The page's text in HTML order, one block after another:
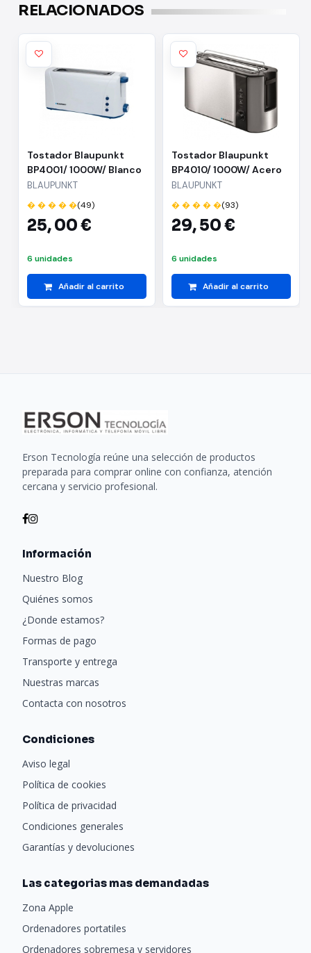
RELACIONADOS
Tostador Blaupunkt
BP4001/ 1000W/ Blanco
BLAUPUNKT
� � � � �(49)
25,00 €
6 unidades
Añadir al carrito
Tostador Blaupunkt
BP4010/ 1000W/ Acero
Inoxidable
BLAUPUNKT
� � � � �(93)
29,50 €
6 unidades
Añadir al carrito
Erson Tecnología reúne una selección de productos
preparada para comprar online con confianza, atención
cercana y servicio profesional.
Información
Nuestro Blog
Quiénes somos
¿Donde estamos?
Formas de pago
Transporte y entrega
Nuestras marcas
Contacta con nosotros
Condiciones
Aviso legal
Política de cookies
Política de privacidad
Condiciones generales
Garantías y devoluciones
Las categorias mas demandadas
Zona Apple
Ordenadores portatiles
Ordenadores sobremesa y servidores